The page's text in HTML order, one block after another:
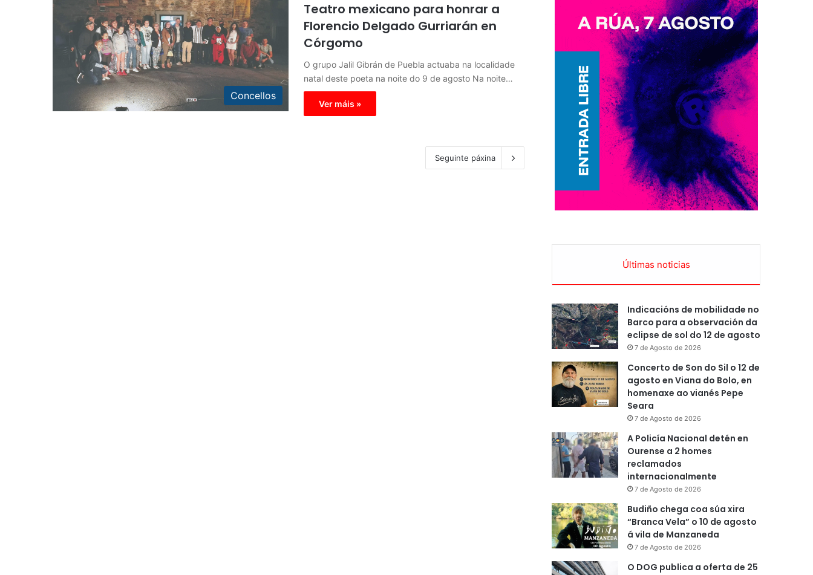
Concellos
Teatro mexicano para honrar a
Florencio Delgado Gurriarán en
Córgomo
O grupo Jalil Gibrán de Puebla actuaba na localidade
natal deste poeta na noite do 9 de agosto Na noite…
Ver máis »
Seguinte páxina
Últimas noticias
Indicacións de mobilidade no
Barco para a observación da
eclipse de sol do 12 de agosto
7 de Agosto de 2026
Concerto de Son do Sil o 12 de
agosto en Viana do Bolo, en
homenaxe ao vianés Pepe
Seara
7 de Agosto de 2026
A Policía Nacional detén en
Ourense a 2 homes
reclamados
internacionalmente
7 de Agosto de 2026
Budiño chega coa súa xira
“Branca Vela” o 10 de agosto
á vila de Manzaneda
7 de Agosto de 2026
O DOG publica a oferta de 25